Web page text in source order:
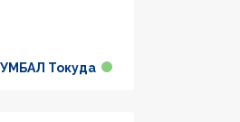
УМБАЛ Токуда